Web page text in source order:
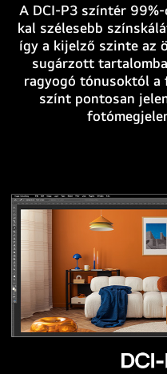
lány
képével,
amelyen
látható,
jelennek
meg
rajta.
A DCI-P3 színtér
kal szélesebb
így a kijelző szinte az
sugárzott
ragyogó tónusoktól a
színt pontosan